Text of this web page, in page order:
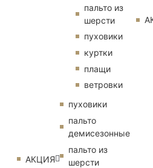
пальто из
шерсти
пуховики
куртки
плащи
ветровки
АКЦИЯ
пуховики
пальто
демисезонные
пальто из
шерсти